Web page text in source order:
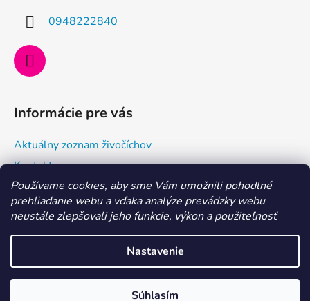
Používame cookies, aby sme Vám umožnili pohodlné
prehliadanie webu a vďaka analýze prevádzky webu
neustále zlepšovali jeho funkcie, výkon a použiteľnosť
Nastavenie
Súhlasím
MILÍ AKVARISTI, aktuálne je dovolenka 29. 7. - 6. 8. 2026.
0948222840
Informácie pre vás
Aktuálny zoznam živočíchov
Kontakty
Doprava a ako nakupovať
Všeobecné obchodné podmienky a dodacie podmienky
Vytvoril Shoptet